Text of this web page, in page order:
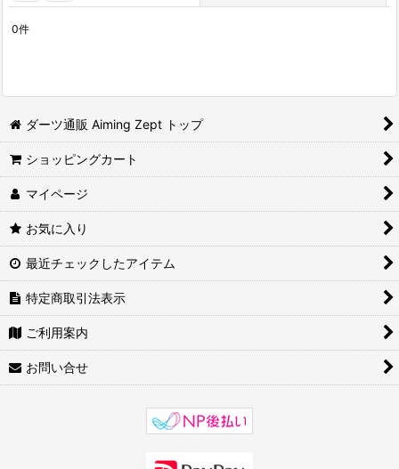
0件
ダーツ通販 Aiming Zept トップ
ショッピングカート
マイページ
お気に入り
最近チェックしたアイテム
特定商取引法表示
ご利用案内
お問い合せ